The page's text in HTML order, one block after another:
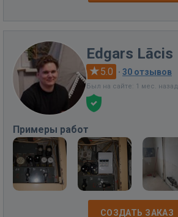
Edgars Lācis
5.0 · 30 отзывов
Был на сайте: 1 мес. назад
Примеры работ
СОЗДАТЬ ЗАКАЗ